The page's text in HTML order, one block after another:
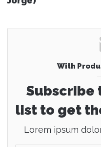
With
Subscribe
list to get
Lorem ipsum